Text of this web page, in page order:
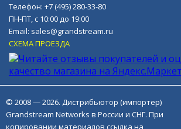
Телефон: +7 (495) 280-33-80
ПН-ПТ, с 10:00 до 19:00
Email: sales@grandstream.ru
СХЕМА ПРОЕЗДА
© 2008 — 2026. Дистрибьютор (импортер)
Grandstream Networks в России и СНГ. При
копировании материалов ссылка на